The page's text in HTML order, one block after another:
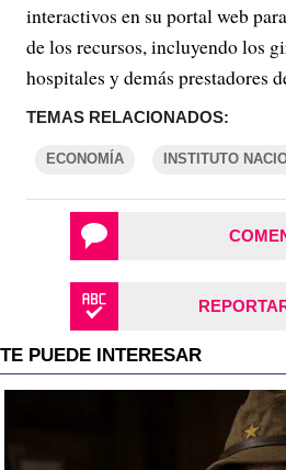
interactivos en su portal web
de los recursos, incluyendo los
hospitales y demás prestadores
TEMAS RELACIONADOS:
ECONOMÍA INSTITUTO